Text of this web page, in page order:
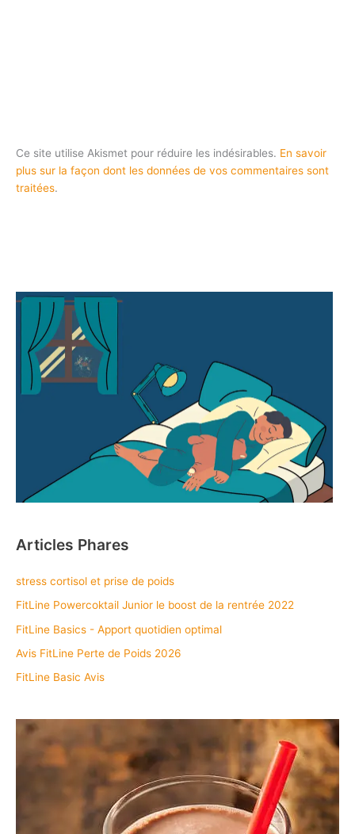
Ce site utilise Akismet pour réduire les indésirables. En savoir
plus sur la façon dont les données de vos commentaires sont
traitées.
Articles Phares
stress cortisol et prise de poids
FitLine Powercoktail Junior le boost de la rentrée 2022
FitLine Basics - Apport quotidien optimal
Avis FitLine Perte de Poids 2026
FitLine Basic Avis